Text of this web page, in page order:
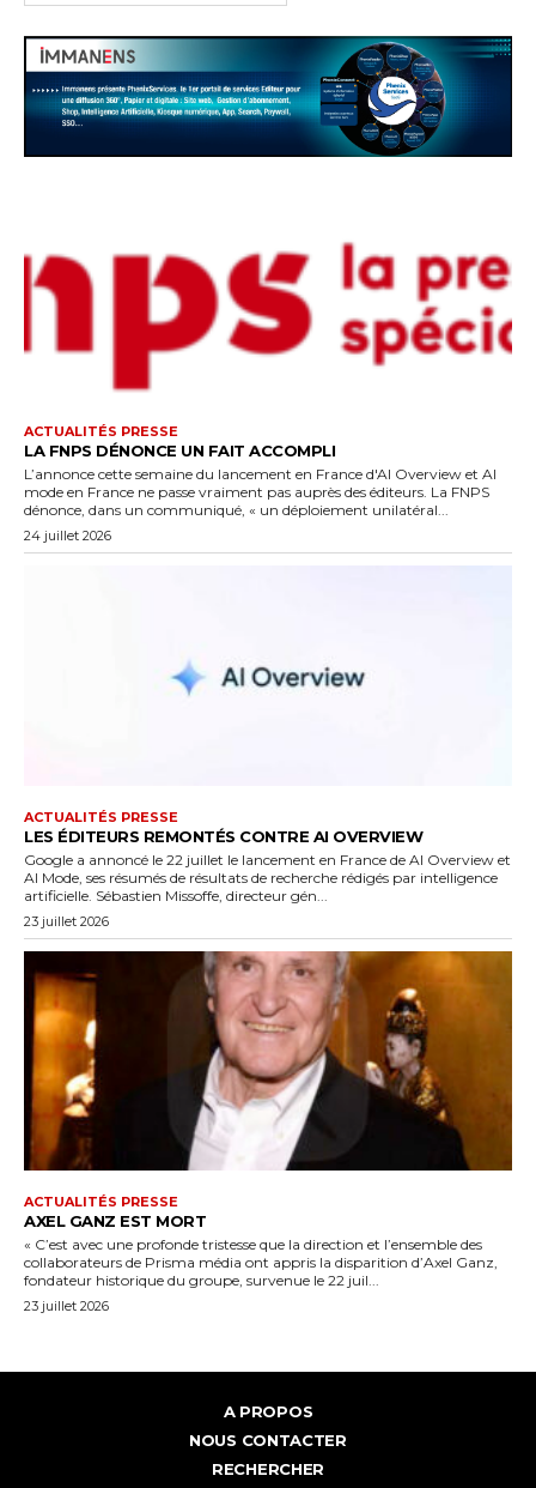
ACTUALITÉS PRESSE
LA FNPS DÉNONCE UN FAIT ACCOMPLI
L’annonce cette semaine du lancement en France d'AI Overview et AI
mode en France ne passe vraiment pas auprès des éditeurs. La FNPS
dénonce, dans un communiqué, « un déploiement unilatéral...
24 juillet 2026
ACTUALITÉS PRESSE
LES ÉDITEURS REMONTÉS CONTRE AI OVERVIEW
Google a annoncé le 22 juillet le lancement en France de AI Overview et
AI Mode, ses résumés de résultats de recherche rédigés par intelligence
artificielle. Sébastien Missoffe, directeur gén...
23 juillet 2026
ACTUALITÉS PRESSE
AXEL GANZ EST MORT
« C’est avec une profonde tristesse que la direction et l’ensemble des
collaborateurs de Prisma média ont appris la disparition d’Axel Ganz,
fondateur historique du groupe, survenue le 22 juil...
23 juillet 2026
A PROPOS
NOUS CONTACTER
RECHERCHER